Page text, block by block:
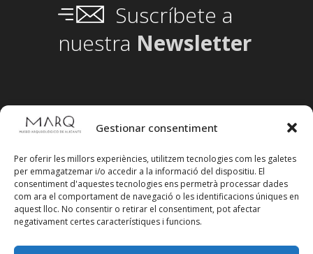
Gestionar consentiment
Per oferir les millors experiències, utilitzem tecnologies com les galetes
per emmagatzemar i/o accedir a la informació del dispositiu. El
consentiment d'aquestes tecnologies ens permetrà processar dades
com ara el comportament de navegació o les identificacions úniques en
aquest lloc. No consentir o retirar el consentiment, pot afectar
negativament certes característiques i funcions.
Suscríbete a
nuestra Newsletter